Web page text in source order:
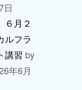
日
６月２
ルフラ
講習 by
年6月